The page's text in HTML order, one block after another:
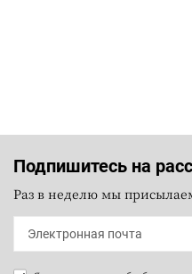
Подпишитесь на
Раз в неделю мы